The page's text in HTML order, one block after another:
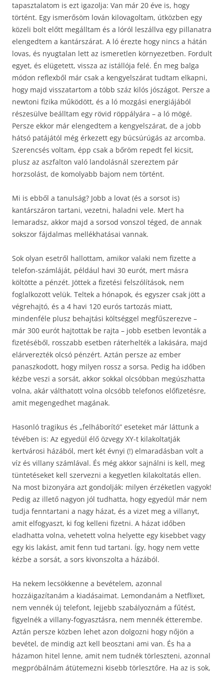
tapasztalatom is ezt igazolja: Van már 20 éve is, hogy
történt. Egy ismerősöm lován kilovagoltam, útközben egy
közeli bolt előtt megálltam és a lóról leszállva egy pillanatra
elengedtem a kantárszárat. A ló érezte hogy nincs a hátán
lovas, és nyugtalan lett az ismeretlen környezetben. Fordult
egyet, és elügetett, vissza az istállója felé. Én meg balga
módon reflexből már csak a kengyelszárat tudtam elkapni,
hogy majd visszatartom a több száz kilós jószágot. Persze a
newtoni fizika működött, és a ló mozgási energiájából
részesülve beálltam egy rövid röppályára – a ló mögé.
Persze ekkor már elengedtem a kengyelszárat, de a jobb
hátsó patájától még érkezett egy búcsúrúgás az arcomba.
Szerencsés voltam, épp csak a bőröm repedt fel kicsit,
plusz az aszfalton való landolásnál szereztem pár
horzsolást, de komolyabb bajom nem történt.
Mi is ebből a tanulság? Jobb a lovat (és a sorsot is)
kantárszáron tartani, vezetni, haladni vele. Mert ha
lemaradsz, akkor majd a sorsod vonszol téged, de annak
sokszor fájdalmas mellékhatásai vannak.
Sok olyan esetről hallottam, amikor valaki nem fizette a
telefon-számláját, például havi 30 eurót, mert másra
költötte a pénzét. Jöttek a fizetési felszólítások, nem
foglalkozott velük. Teltek a hónapok, és egyszer csak jött a
végrehajtó, és a 4 havi 120 eurós tartozás miatt,
mindenféle plusz behajtási költséggel megfűszerezve –
már 300 eurót hajtottak be rajta – jobb esetben levonták a
fizetéséből, rosszabb esetben ráterhelték a lakására, majd
elárverezték olcsó pénzért. Aztán persze az ember
panaszkodott, hogy milyen rossz a sorsa. Pedig ha időben
kézbe veszi a sorsát, akkor sokkal olcsóbban megúszhatta
volna, akár válthatott volna olcsóbb telefonos előfizetésre,
amit megengedhet magának.
Hasonló tragikus és „felháborító” eseteket már láttunk a
tévében is: Az egyedül élő özvegy XY-t kilakoltatják
kertvárosi házából, mert két évnyi (!) elmaradásban volt a
víz és villany számlával. És még akkor sajnálni is kell, meg
tüntetéseket kell szervezni a kegyetlen kilakoltatás ellen.
Na most bizonyára azt gondolják: milyen érzéketlen vagyok!
Pedig az illető nagyon jól tudhatta, hogy egyedül már nem
tudja fenntartani a nagy házat, és a vizet meg a villanyt,
amit elfogyaszt, ki fog kelleni fizetni. A házat időben
eladhatta volna, vehetett volna helyette egy kisebbet vagy
egy kis lakást, amit fenn tud tartani. Így, hogy nem vette
kézbe a sorsát, a sors kivonszolta a házából.
Ha nekem lecsökkenne a bevételem, azonnal
hozzáigazítanám a kiadásaimat. Lemondanám a Netflixet,
nem vennék új telefont, lejjebb szabályoznám a fűtést,
figyelnék a villany-fogyasztásra, nem mennék étterembe.
Aztán persze közben lehet azon dolgozni hogy nőjön a
bevétel, de mindig azt kell beosztani ami van. És ha a
házamon hitel lenne, amit nem tudnék törleszteni, azonnal
megpróbálnám átütemezni kisebb törlesztőre. Ha az is sok,